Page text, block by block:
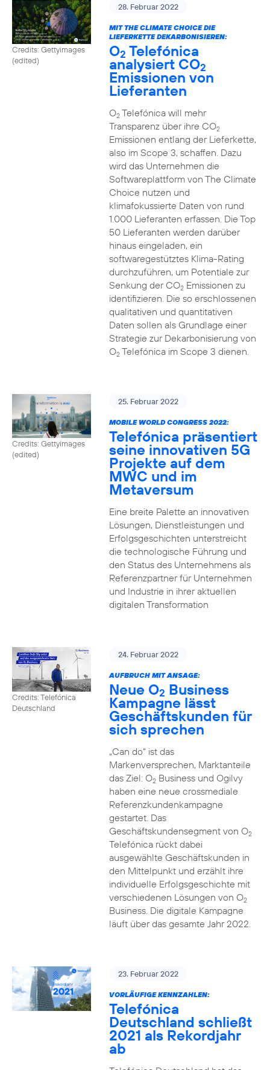
Credits: Gettyimages
(edited)
28. Februar 2022
MIT THE CLIMATE CHOICE DIE
LIEFERKETTE DEKARBONISIEREN:
O2 Telefónica
analysiert CO2
Emissionen von
Lieferanten
O2Telefónica will mehr
Transparenz über ihre CO2
Emissionen entlang der Lieferkette,
also im Scope 3, schaffen. Dazu
wird das Unternehmen die
Softwareplattform von The Climate
Choice nutzen und
klimafokussierte Daten von rund
1.000 Lieferanten erfassen. Die Top
50 Lieferanten werden darüber
hinaus eingeladen, ein
softwaregestütztes Klima-Rating
durchzuführen, um Potentiale zur
Senkung der CO2Emissionen zu
identifizieren. Die so erschlossenen
qualitativen und quantitativen
Daten sollen als Grundlage einer
Strategie zur Dekarbonisierung von
O2Telefónica im Scope 3 dienen.
Credits: Gettyimages
(edited)
25. Februar 2022
MOBILE WORLD CONGRESS 2022:
Telefónica präsentiert
seine innovativen 5G
Projekte auf dem
MWC und im
Metaversum
Eine breite Palette an innovativen
Lösungen, Dienstleistungen und
Erfolgsgeschichten unterstreicht
die technologische Führung und
den Status des Unternehmens als
Referenzpartner für Unternehmen
und Industrie in ihrer aktuellen
digitalen Transformation
Credits: Telefónica
Deutschland
24. Februar 2022
AUFBRUCH MIT ANSAGE:
Neue O2 Business
Kampagne lässt
Geschäftskunden für
sich sprechen
„Can do“ ist das
Markenversprechen, Marktanteile
das Ziel: O2Business und Ogilvy
haben eine neue crossmediale
Referenzkundenkampagne
gestartet. Das
Geschäftskundensegment von O2
Telefónica rückt dabei
ausgewählte Geschäftskunden in
den Mittelpunkt und erzählt ihre
individuelle Erfolgsgeschichte mit
verschiedenen Lösungen von O2
Business. Die digitale Kampagne
läuft über das gesamte Jahr 2022.
23. Februar 2022
VORLÄUFIGE KENNZAHLEN:
Telefónica
Deutschland schließt
2021 als Rekordjahr
ab